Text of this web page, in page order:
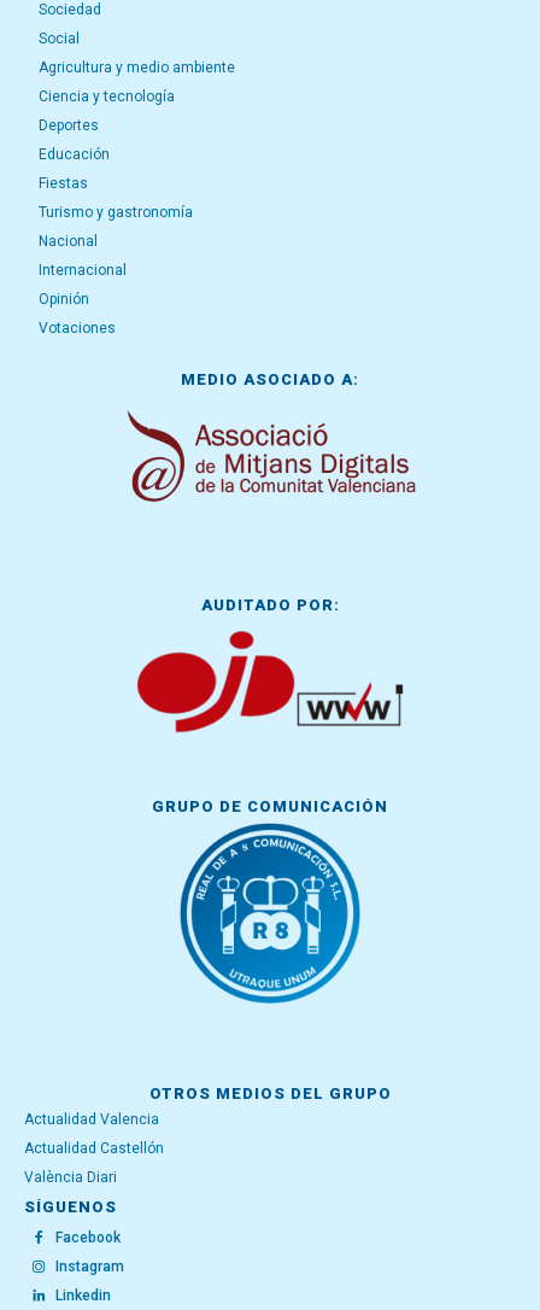
Sociedad
Social
Agricultura y medio ambiente
Ciencia y tecnología
Deportes
Educación
Fiestas
Turismo y gastronomía
Nacional
Internacional
Opinión
Votaciones
MEDIO ASOCIADO A:
AUDITADO POR:
GRUPO DE COMUNICACIÓN
OTROS MEDIOS DEL GRUPO
Actualidad Valencia
Actualidad Castellón
València Diari
SÍGUENOS
Facebook
Instagram
Linkedin